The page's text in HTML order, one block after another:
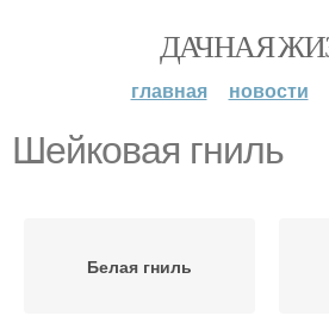
ДАЧНАЯ
главная новости
Шейковая гниль
Белая гниль